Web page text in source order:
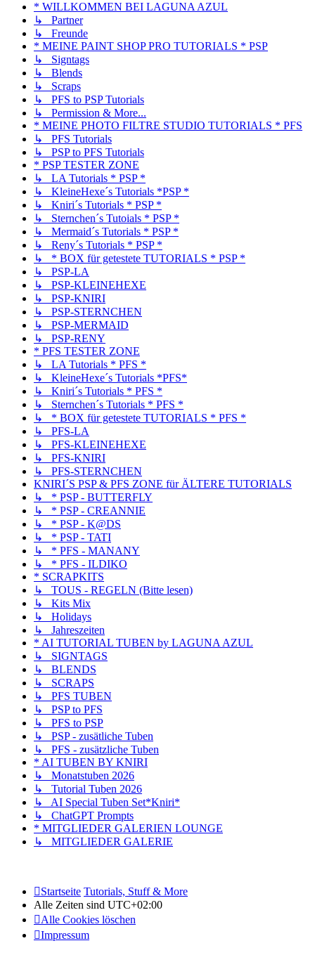
* WILLKOMMEN BEI LAGUNA AZUL
↳ Partner
↳ Freunde
* MEINE PAINT SHOP PRO TUTORIALS * PSP
↳ Signtags
↳ Blends
↳ Scraps
↳ PFS to PSP Tutorials
↳ Permission & More...
* MEINE PHOTO FILTRE STUDIO TUTORIALS * PFS
↳ PFS Tutorials
↳ PSP to PFS Tutorials
* PSP TESTER ZONE
↳ LA Tutorials * PSP *
↳ KleineHexe´s Tutorials *PSP *
↳ Kniri´s Tutorials * PSP *
↳ Sternchen´s Tutoials * PSP *
↳ Mermaid´s Tutorials * PSP *
↳ Reny´s Tutorials * PSP *
↳ * BOX für getestete TUTORIALS * PSP *
↳ PSP-LA
↳ PSP-KLEINEHEXE
↳ PSP-KNIRI
↳ PSP-STERNCHEN
↳ PSP-MERMAID
↳ PSP-RENY
* PFS TESTER ZONE
↳ LA Tutorials * PFS *
↳ KleineHexe´s Tutorials *PFS*
↳ Kniri´s Tutorials * PFS *
↳ Sternchen´s Tutorials * PFS *
↳ * BOX für getestete TUTORIALS * PFS *
↳ PFS-LA
↳ PFS-KLEINEHEXE
↳ PFS-KNIRI
↳ PFS-STERNCHEN
KNIRI´S PSP & PFS ZONE für ÄLTERE TUTORIALS
↳ * PSP - BUTTERFLY
↳ * PSP - CREANNIE
↳ * PSP - K@DS
↳ * PSP - TATI
↳ * PFS - MANANY
↳ * PFS - ILDIKO
* SCRAPKITS
↳ TOUS - REGELN (Bitte lesen)
↳ Kits Mix
↳ Holidays
↳ Jahreszeiten
* AI TUTORIAL TUBEN by LAGUNA AZUL
↳ SIGNTAGS
↳ BLENDS
↳ SCRAPS
↳ PFS TUBEN
↳ PSP to PFS
↳ PFS to PSP
↳ PSP - zusätliche Tuben
↳ PFS - zusätzliche Tuben
* AI TUBEN BY KNIRI
↳ Monatstuben 2026
↳ Tutorial Tuben 2026
↳ AI Special Tuben Set*Kniri*
↳ ChatGPT Prompts
* MITGLIEDER GALERIEN LOUNGE
↳ MITGLIEDER GALERIE
Startseite Tutorials, Stuff & More
Alle Zeiten sind UTC+02:00
Alle Cookies löschen
Impressum